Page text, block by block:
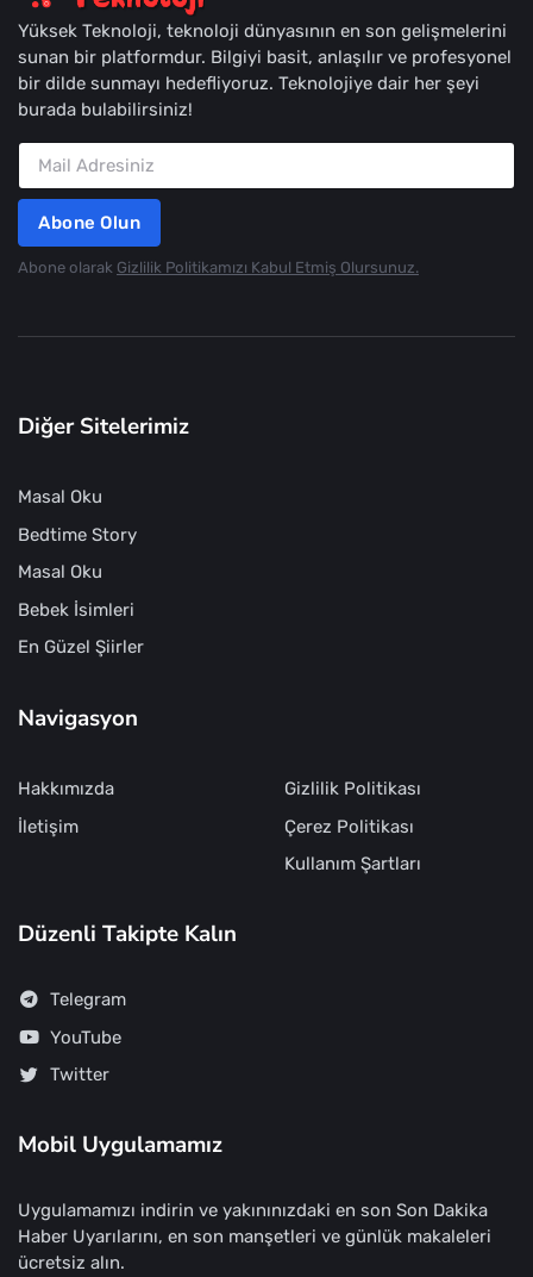
Yüksek Teknoloji, teknoloji dünyasının en son gelişmelerini
sunan bir platformdur. Bilgiyi basit, anlaşılır ve profesyonel
bir dilde sunmayı hedefliyoruz. Teknolojiye dair her şeyi
burada bulabilirsiniz!
Abone Olun
Abone olarak Gizlilik Politikamızı Kabul Etmiş Olursunuz.
Diğer Sitelerimiz
Masal Oku
Bedtime Story
Masal Oku
Bebek İsimleri
En Güzel Şiirler
Navigasyon
Hakkımızda
İletişim
Gizlilik Politikası
Çerez Politikası
Kullanım Şartları
Düzenli Takipte Kalın
Telegram
YouTube
Twitter
Mobil Uygulamamız
Uygulamamızı indirin ve yakınınızdaki en son Son Dakika
Haber Uyarılarını, en son manşetleri ve günlük makaleleri
ücretsiz alın.